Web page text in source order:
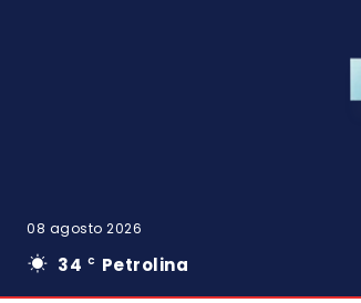
08 agosto 2026
34 C Petrolina